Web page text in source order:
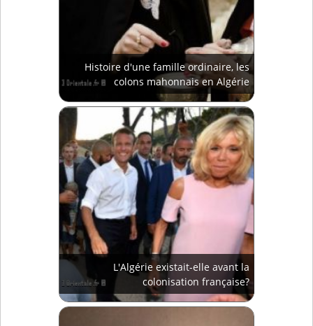
Histoire d'une famille ordinaire, les
colons mahonnais en Algérie
L'Algérie existait-elle avant la
colonisation française?